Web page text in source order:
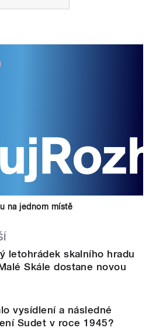
na jednom místě
letohrádek skalního hradu
Skále dostane novou
vysídlení a následné
Sudet v roce 1945?